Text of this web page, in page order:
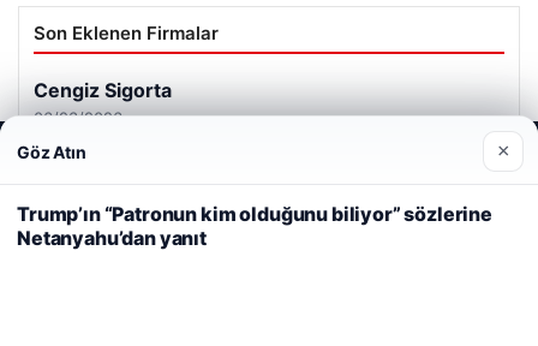
Son Eklenen Firmalar
Cengiz Sigorta
06/23/2026
Web sitemizi nasıl kullandığınızı daha iyi anlayabilmek,
deneyiminizi kişiselleştirmek ve geliştirmek amacıyla çerezler
kullanıyoruz. Çerez Politikamız
Reddet Kabul Et
Göz Atın ×
Trump’ın “Patronun kim olduğunu biliyor” sözlerine
Netanyahu’dan yanıt